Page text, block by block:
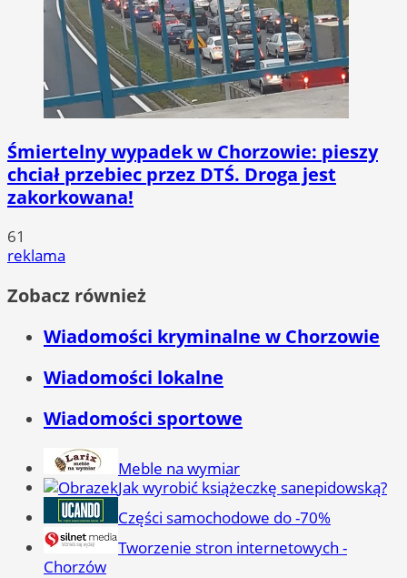
Śmiertelny wypadek w Chorzowie: pieszy
chciał przebiec przez DTŚ. Droga jest
zakorkowana!
61
reklama
Zobacz również
Wiadomości kryminalne w Chorzowie
Wiadomości lokalne
Wiadomości sportowe
Meble na wymiar
Jak wyrobić książeczkę sanepidowską?
Części samochodowe do -70%
Tworzenie stron internetowych -
Chorzów